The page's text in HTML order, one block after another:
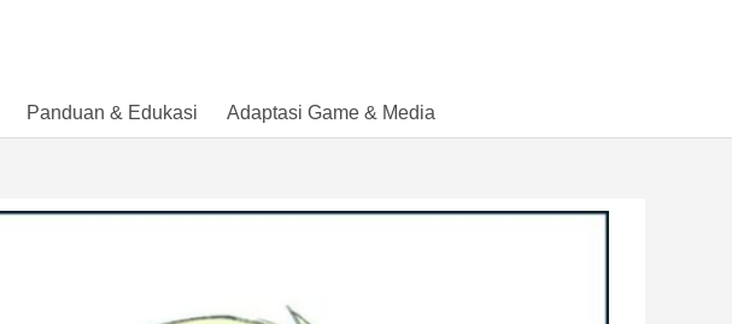
Panduan & Edukasi Adaptasi Game & Media